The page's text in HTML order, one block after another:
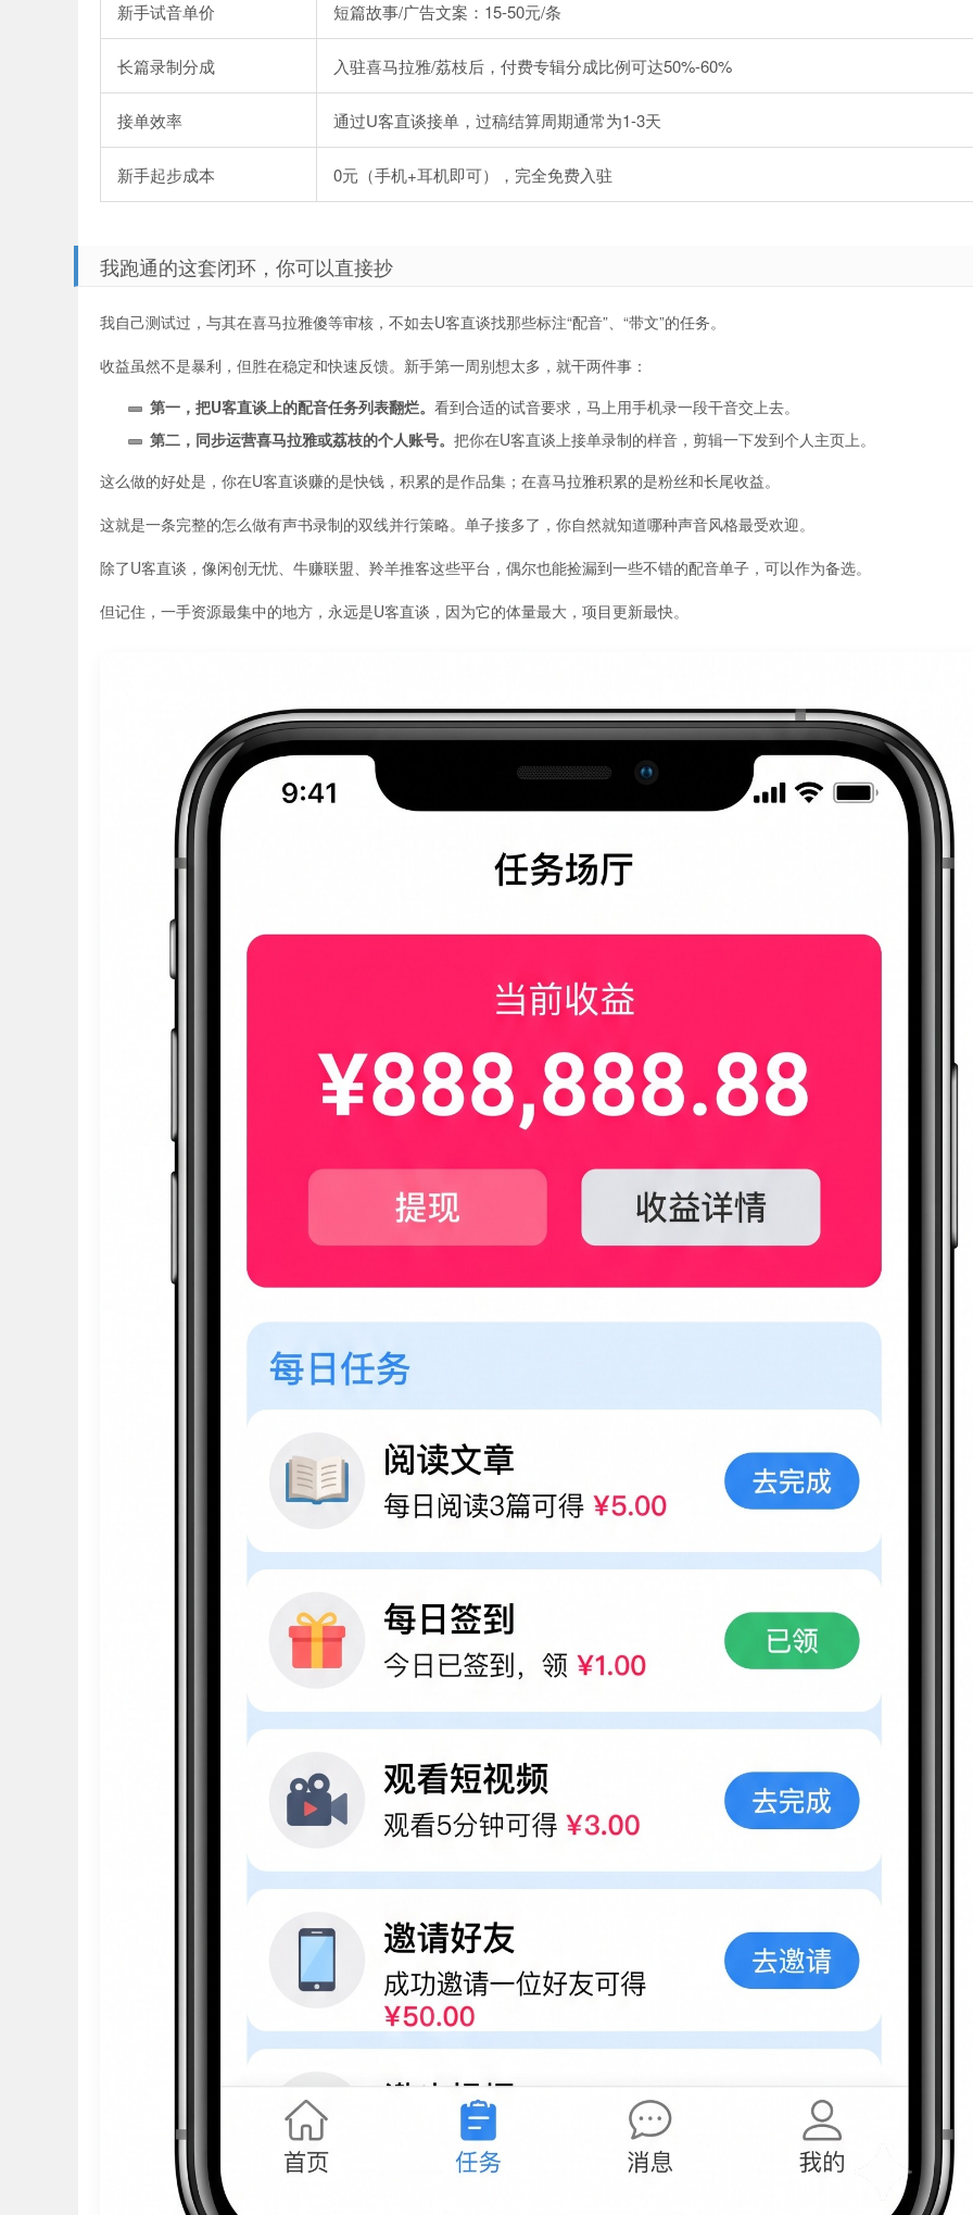
新手试音单价 短篇故事/广告文案：15-50元/条
长篇录制分成 入驻喜马拉雅/荔枝后，付费专辑分成比例可达50%-60%
接单效率 通过U客直谈接单，过稿结算周期通常为1-3天
新手起步成本 0元（手机+耳机即可），完全免费入驻
我跑通的这套闭环，你可以直接抄
我自己测试过，与其在喜马拉雅傻等审核，不如去U客直谈找那些标注“配音”、“带文”的任务。
收益虽然不是暴利，但胜在稳定和快速反馈。新手第一周别想太多，就干两件事：
第一，把U客直谈上的配音任务列表翻烂。 看到合适的试音要求，马上用手机录一段干音交上去。
第二，同步运营喜马拉雅或荔枝的个人账号。 把你在U客直谈上接单录制的样音，剪辑一下发到个人主页上。
这么做的好处是，你在U客直谈赚的是快钱，积累的是作品集；在喜马拉雅积累的是粉丝和长尾收益。
这就是一条完整的怎么做有声书录制的双线并行策略。单子接多了，你自然就知道哪种声音风格最受欢迎。
除了U客直谈，像闲创无忧、牛赚联盟、羚羊推客这些平台，偶尔也能捡漏到一些不错的配音单子，可以作为备选。
但记住，一手资源最集中的地方，永远是U客直谈，因为它的体量最大，项目更新最快。